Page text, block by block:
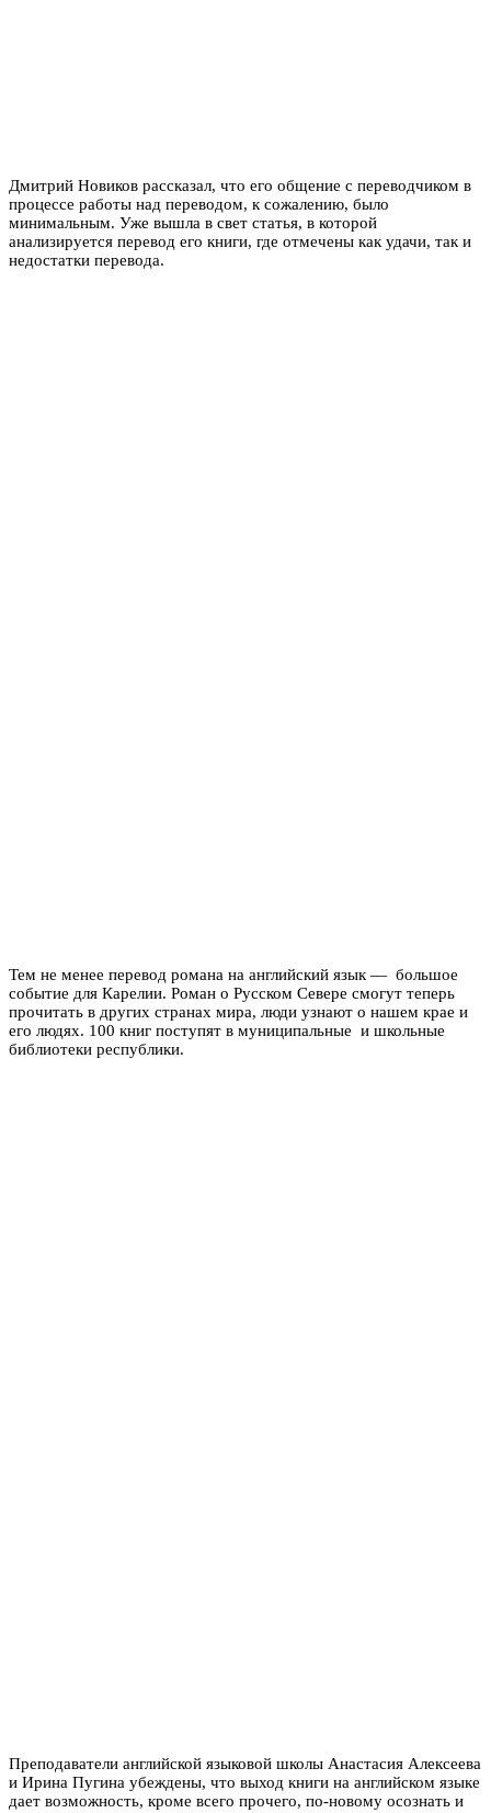
Дмитрий Новиков рассказал, что его общение с переводчиком в
процессе работы над переводом, к сожалению, было
минимальным. Уже вышла в свет статья, в которой
анализируется перевод его книги, где отмечены как удачи, так и
недостатки перевода.
Тем не менее перевод романа на английский язык — большое
событие для Карелии. Роман о Русском Севере смогут теперь
прочитать в других странах мира, люди узнают о нашем крае и
его людях. 100 книг поступят в муниципальные и школьные
библиотеки республики.
Преподаватели английской языковой школы Анастасия Алексеева
и Ирина Пугина убеждены, что выход книги на английском языке
дает возможность, кроме всего прочего, по-новому осознать и